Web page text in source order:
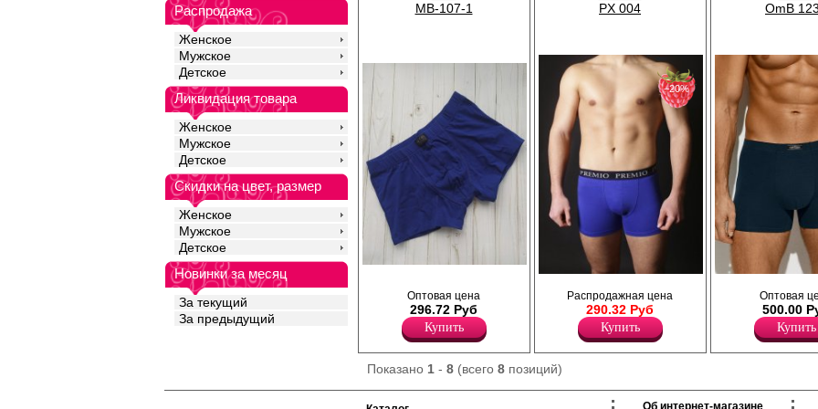
Распродажа
Женское
Мужское
Детское
Ликвидация товара
Женское
Мужское
Детское
Скидки на цвет, размер
Женское
Мужское
Детское
Новинки за месяц
За текущий
За предыдущий
Хлопок 95%
Эластан 5%
полностью закрывает ягодицы и
для ежедневного ношения, так и для
занятий спортом. Рекомендуется
бережная стирка при температуре не
выше 30 градусов.
Лайкра 5%
Хлопок 95%
MB-107-1
заниженной линией талии, прилегающего
силуэта, однотонные, профилированный
гульфик, внутренняя резинка, пришивной
Оптовая цена
296.72 Руб
Купить
PX 004
элстичная резинка с надписью " Premio"
Лайкра 5%
Хлопок 95%
−20%
Распродажная цена
290.32 Руб
Купить
OmB
силуэта, однотонные, из
высококачественного хлопка с
добавлением эластана,
прочность и качество одежды,
идеальное облегание фигуры.
логотипом, профилированный
Модель не имеет боковых швов,
Оптовая
500.00
Купить
Показано 1- 8(всего 8позиций)
Об интернет-магазине